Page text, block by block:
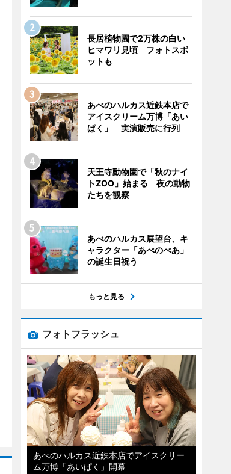
長居植物園で2万株の白い
ヒマワリ見頃 フォトスポ
ットも
あべのハルカス近鉄本店で
アイスクリーム万博「あい
ぱく」 実演販売に行列
天王寺動物園で「秋のナイ
トZOO」始まる 夜の動物
たちを観察
あべのハルカス展望台、キ
ャラクター「あべのべあ」
の誕生日祝う
もっと見る
フォトフラッシュ
あべのハルカス近鉄本店でアイスクリー
ム万博「あいぱく」開幕